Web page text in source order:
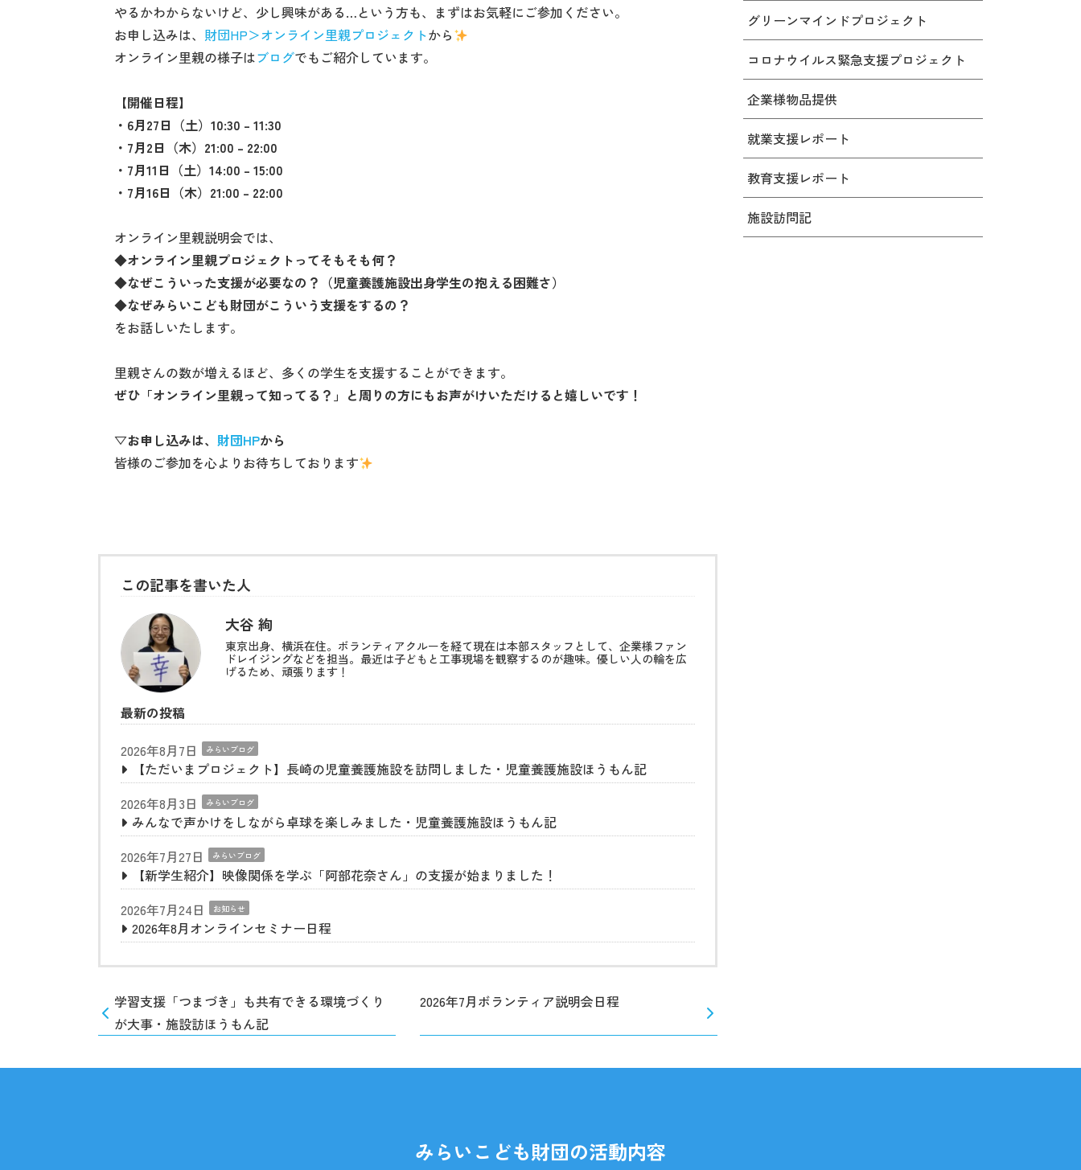
やるかわからないけど、少し興味がある…という方も、まずはお気軽にご参加ください。
お申し込みは、 財団HP＞オンライン里親プロジェクトから
オンライン里親の様子はブログでもご紹介しています。
【開催日程】
・6月27日（土）10:30 – 11:30
・7月2日（木）21:00 – 22:00
・7月11日（土）14:00 – 15:00
・7月16日（木）21:00 – 22:00
オンライン里親説明会では、
◆オンライン里親プロジェクトってそもそも何？
◆なぜこういった支援が必要なの？（児童養護施設出身学生の抱える困難さ）
◆なぜみらいこども財団がこういう支援をするの？
をお話しいたします。
里親さんの数が増えるほど、多くの学生を支援することができます。
ぜひ「オンライン里親って知ってる？」と周りの方にもお声がけいただけると嬉しいです！
▽お申し込みは、 財団HPから
皆様のご参加を心よりお待ちしております
この記事を書いた人
大谷 絢
東京出身、横浜在住。ボランティアクルーを経て現在は本部スタッフとして、企業様ファン
ドレイジングなどを担当。最近は子どもと工事現場を観察するのが趣味。優しい人の輪を広
げるため、頑張ります！
最新の投稿
2026年8月7日
みらいブログ
【ただいまプロジェクト】長崎の児童養護施設を訪問しました・児童養護施設ほうもん記
2026年8月3日
みらいブログ
みんなで声かけをしながら卓球を楽しみました・児童養護施設ほうもん記
2026年7月27日
みらいブログ
【新学生紹介】映像関係を学ぶ「阿部花奈さん」の支援が始まりました！
2026年7月24日
お知らせ
2026年8月オンラインセミナー日程
学習支援「つまづき」も共有できる環境づくり
が大事・施設訪ほうもん記
2026年7月ボランティア説明会日程
グリーンマインドプロジェクト
コロナウイルス緊急支援プロジェクト
企業様物品提供
就業支援レポート
教育支援レポート
施設訪問記
みらいこども財団の活動内容